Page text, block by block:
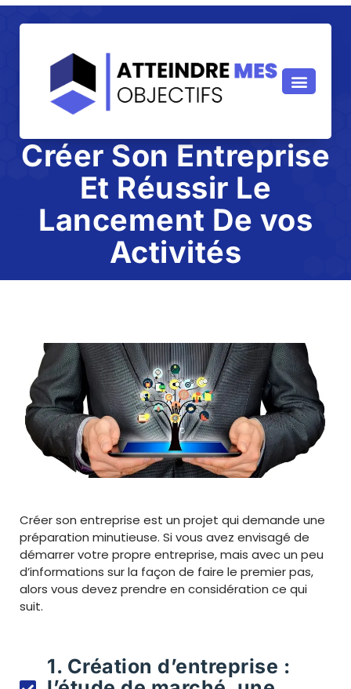
Créer Son Entreprise
Et Réussir Le
Lancement De vos
Activités
Créer son entreprise est un projet qui demande une
préparation minutieuse. Si vous avez envisagé de
démarrer votre propre entreprise, mais avec un peu
d’informations sur la façon de faire le premier pas,
alors vous devez prendre en considération ce qui
suit.
1. Création d’entreprise :